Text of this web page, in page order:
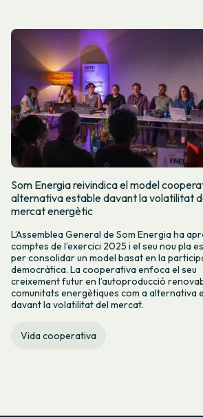
Som Energia reivindica el model
alternativa estable davant la volatilitat
mercat energètic
L’Assemblea General de Som Energia ha
comptes de l’exercici 2025 i el seu nou pla
per consolidar un model basat en la
democràtica. La cooperativa enfoca el seu
creixement futur en l’autoproducció
comunitats energètiques com a alternativa
davant la volatilitat del mercat.
Vida cooperativa